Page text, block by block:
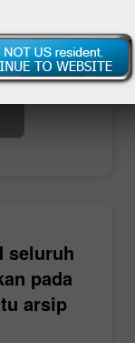
seluruh
pada
arsip